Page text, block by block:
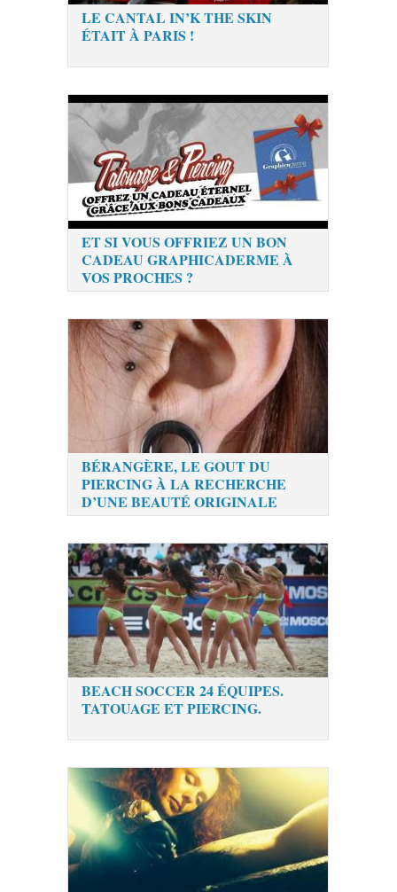
LE CANTAL IN’K THE SKIN
ÉTAIT À PARIS !
ET SI VOUS OFFRIEZ UN BON
CADEAU GRAPHICADERME À
VOS PROCHES ?
BÉRANGÈRE, LE GOUT DU
PIERCING À LA RECHERCHE
D’UNE BEAUTÉ ORIGINALE
BEACH SOCCER 24 ÉQUIPES.
TATOUAGE ET PIERCING.